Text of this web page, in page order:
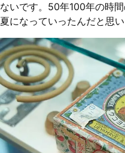
ないです。50年100年の時
夏になっていったんだと思い